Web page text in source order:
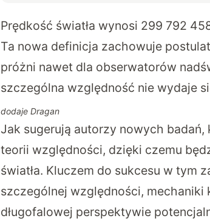
Prędkość światła wynosi 299 792
Ta nowa definicja zachowuje
próżni nawet dla obserwatorów
szczególna względność nie wydaje
dodaje Dragan
Jak sugerują autorzy nowych
teorii względności, dzięki czemu
światła. Kluczem do sukcesu w tym
szczególnej względności,
długofalowej perspektywie